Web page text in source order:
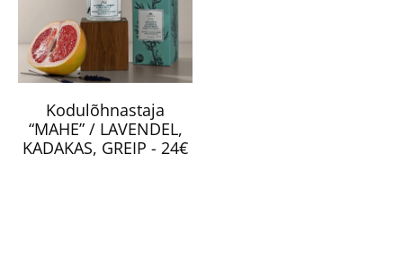
Kodulõhnastaja
“MAHE” / LAVENDEL,
KADAKAS, GREIP - 24€